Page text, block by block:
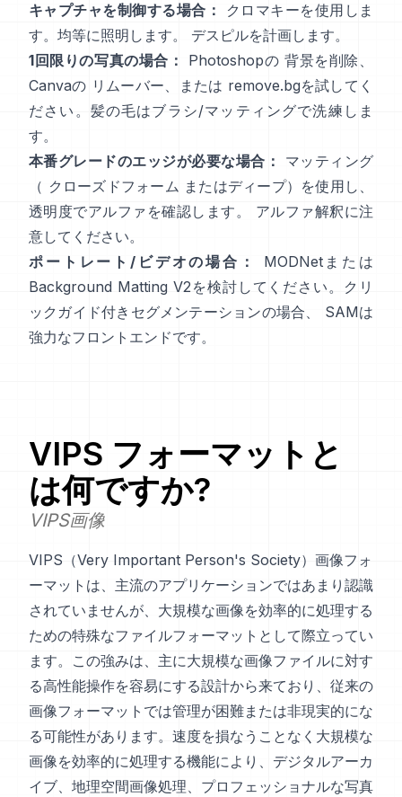
キャプチャを制御する場合：
クロマキーを使用しま
す。均等に照明します。
デスピルを計画します。
1回限りの写真の場合：
Photoshopの 背景を削除 、
Canvaの リムーバー、または remove.bgを試してく
ださい。髪の毛はブラシ/マッティングで洗練しま
す。
本番グレードのエッジが必要な場合：
マッティング
（ クローズドフォーム またはディープ）を使用し、
透明度でアルファを確認します。
アルファ解釈に注
意してください。
ポートレート/ビデオの場合：
MODNetまたは
Background Matting V2を検討してください。クリ
ックガイド付きセグメンテーションの場合、
SAMは
強力なフロントエンドです。
VIPS フォーマットと
は何ですか?
VIPS画像
VIPS（Very Important Person's Society）画像フォ
ーマットは、主流のアプリケーションではあまり認識
されていませんが、大規模な画像を効率的に処理する
ための特殊なファイルフォーマットとして際立ってい
ます。この強みは、主に大規模な画像ファイルに対す
る高性能操作を容易にする設計から来ており、従来の
画像フォーマットでは管理が困難または非現実的にな
る可能性があります。速度を損なうことなく大規模な
画像を効率的に処理する機能により、デジタルアーカ
イブ、地理空間画像処理、プロフェッショナルな写真